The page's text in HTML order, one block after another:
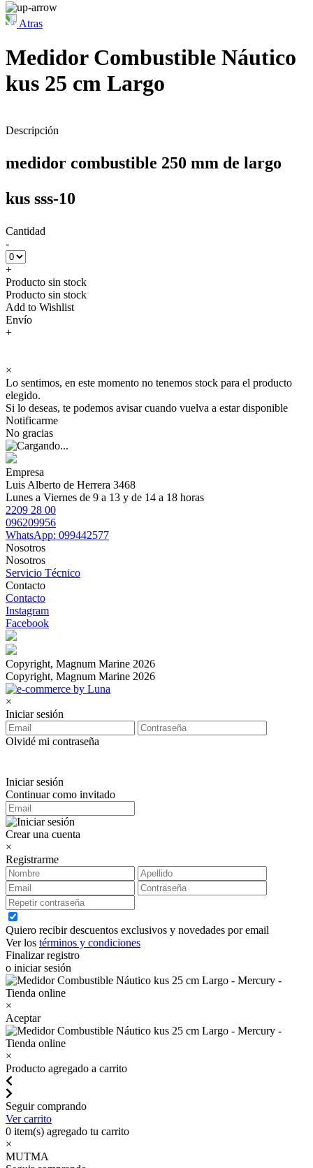
Atras
Medidor Combustible Náutico
kus 25 cm Largo
Descripción
medidor combustible 250 mm de largo
kus sss-10
Cantidad
-
+
Producto sin stock
Producto sin stock
Add to Wishlist
Envío
+
×
Lo sentimos, en este momento no tenemos stock para el producto
elegido.
Si lo deseas, te podemos avisar cuando vuelva a estar disponible
Notificarme
No gracias
Empresa
Luis Alberto de Herrera 3468
Lunes a Viernes de 9 a 13 y de 14 a 18 horas
2209 28 00
096209956
WhatsApp: 099442577
Nosotros
Nosotros
Servicio Técnico
Contacto
Contacto
Instagram
Facebook
Copyright, Magnum Marine 2026
Copyright, Magnum Marine 2026
×
Iniciar sesión
Olvidé mi contraseña
Iniciar sesión
Continuar como invitado
Crear una cuenta
×
Registrarme
Quiero recibir descuentos exclusivos y novedades por email
Ver los términos y condiciones
Finalizar registro
o iniciar sesión
×
Aceptar
×
Producto agregado a carrito
Seguir comprando
Ver carrito
0 item(s) agregado tu carrito
×
MUTMA